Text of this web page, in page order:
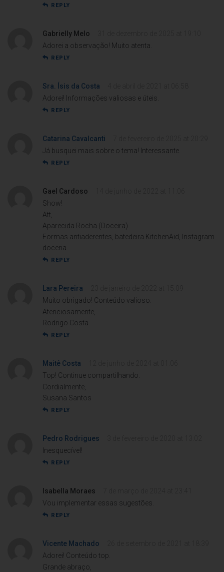
REPLY
Gabrielly Melo
Adorei a observação! Muito atenta.
REPLY
Sra. Ísis da Costa
Adorei! Informações valiosas e úteis.
REPLY
Catarina Cavalcanti
Já busquei mais sobre o tema! Interessante.
REPLY
Gael Cardoso
Show!
Att,
Aparecida Rocha (Doceira)
Formas antiaderentes, batedeira KitchenAid, Instagram
doceria
REPLY
Lara Pereira
Muito obrigado! Conteúdo valioso.
Atenciosamente,
Rodrigo Costa
REPLY
Maitê Costa
Top! Continue compartilhando.
Cordialmente,
Susana Santos
REPLY
Pedro Rodrigues
Inesquecível!
REPLY
Isabella Moraes
Vou implementar essas sugestões.
REPLY
Vicente Machado
Adorei! Conteúdo top.
Grande abraço,